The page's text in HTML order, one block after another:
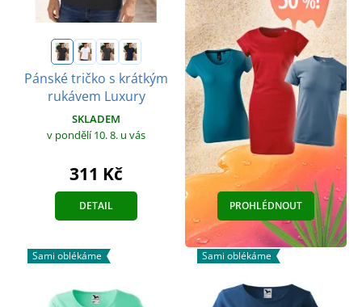
Pánské tričko s krátkým
rukávem Luxury
SKLADEM
v pondělí 10. 8. u vás
311 Kč
DETAIL PROHLÉDNOUT
Sami oblékáme Sami oblékáme